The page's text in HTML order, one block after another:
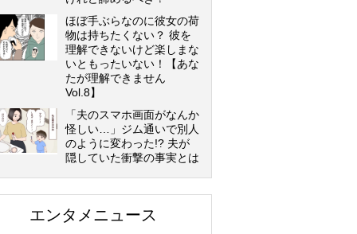
ほぼ手ぶらなのに彼女の荷
物は持ちたくない？ 彼を
理解できないけど楽しまな
いともったいない！【あな
たが理解できません
Vol.8】
「夫のスマホ画面がなんか
怪しい…」ジム通いで別人
のように変わった!? 夫が
隠していた衝撃の事実とは
エンタメニュース